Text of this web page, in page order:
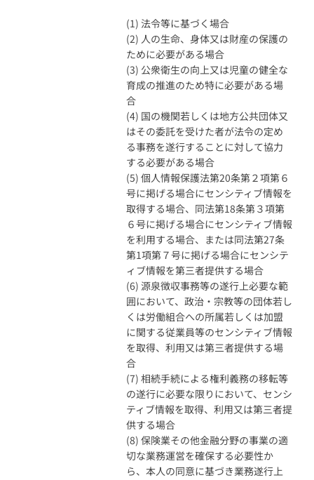
(1) 法令等に基づく場合
(2) 人の生命、身体又は財産の保護の
ために必要がある場合
(3) 公衆衛生の向上又は児童の健全な
育成の推進のため特に必要がある場
合
(4) 国の機関若しくは地方公共団体又
はその委託を受けた者が法令の定め
る事務を遂行することに対して協力
する必要がある場合
(5) 個人情報保護法第20条第２項第６
号に掲げる場合にセンシティブ情報を
取得する場合、同法第18条第３項第
６号に掲げる場合にセンシティブ情報
を利用する場合、または同法第27条
第1項第７号に掲げる場合にセンシテ
ィブ情報を第三者提供する場合
(6) 源泉徴収事務等の遂行上必要な範
囲において、政治・宗教等の団体若し
くは労働組合への所属若しくは加盟
に関する従業員等のセンシティブ情報
を取得、利用又は第三者提供する場
合
(7) 相続手続による権利義務の移転等
の遂行に必要な限りにおいて、センシ
ティブ情報を取得、利用又は第三者提
供する場合
(8) 保険業その他金融分野の事業の適
切な業務運営を確保する必要性か
ら、本人の同意に基づき業務遂行上